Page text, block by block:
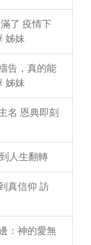
了 疫情下
姊妹
告，真的能
姊妹
名 恩典即刻
人生翻轉
真信仰 訪
：神的愛無